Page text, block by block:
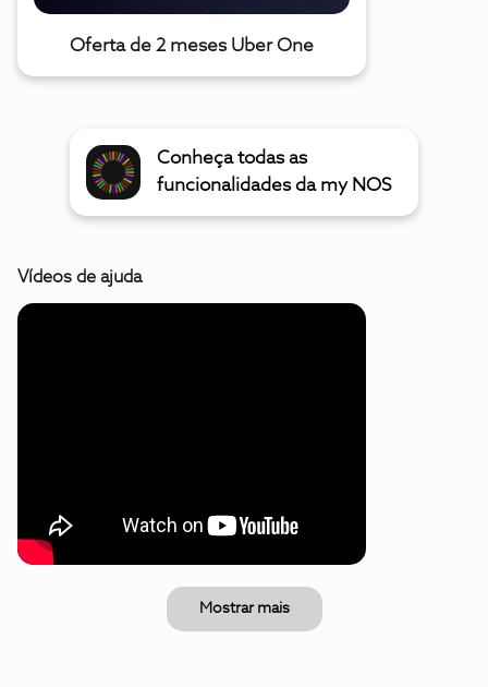
Oferta de 2 meses Uber One
Conheça todas as
funcionalidades da my NOS
Vídeos de ajuda
Mostrar mais